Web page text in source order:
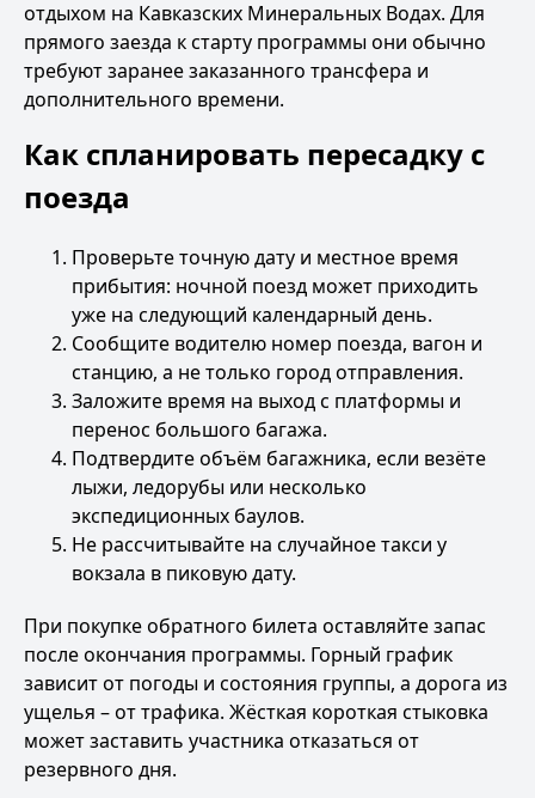
отдыхом на Кавказских Минеральных Водах. Для
прямого заезда к старту программы они обычно
требуют заранее заказанного трансфера и
дополнительного времени.
Как спланировать пересадку с
поезда
Проверьте точную дату и местное время
прибытия: ночной поезд может приходить
уже на следующий календарный день.
Сообщите водителю номер поезда, вагон и
станцию, а не только город отправления.
Заложите время на выход с платформы и
перенос большого багажа.
Подтвердите объём багажника, если везёте
лыжи, ледорубы или несколько
экспедиционных баулов.
Не рассчитывайте на случайное такси у
вокзала в пиковую дату.
При покупке обратного билета оставляйте запас
после окончания программы. Горный график
зависит от погоды и состояния группы, а дорога из
ущелья – от трафика. Жёсткая короткая стыковка
может заставить участника отказаться от
резервного дня.